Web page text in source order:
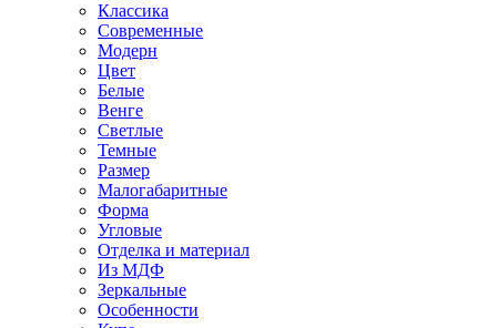
Классика
Современные
Модерн
Цвет
Белые
Венге
Светлые
Темные
Размер
Малогабаритные
Форма
Угловые
Отделка и материал
Из МДФ
Зеркальные
Особенности